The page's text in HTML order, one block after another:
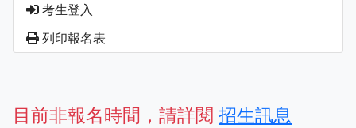
考生登入
列印報名表
目前非報名時間，請詳閱招生訊息